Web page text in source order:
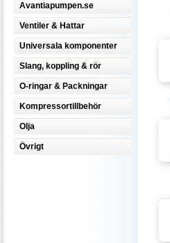
Avantiapumpen.se
Ventiler & Hattar
Universala komponenter
Slang, koppling & rör
O-ringar & Packningar
Kompressortillbehör
Olja
Övrigt